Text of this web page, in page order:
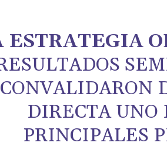
ESTRATEGIA
CONVALIDARON
DIRECTA UNO
PRINCIPALES